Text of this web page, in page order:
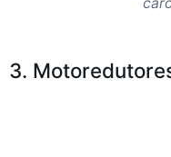
3.